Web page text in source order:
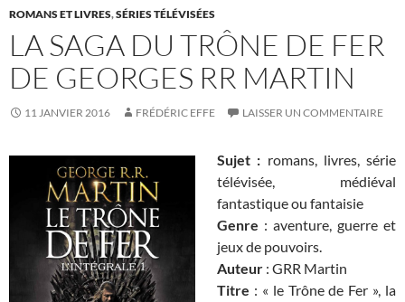
ROMANS ET LIVRES,SÉRIES TÉLÉVISÉES
LA SAGA DU TRÔNE DE FER
DE GEORGES RR MARTIN
11 JANVIER 2016 FRÉDÉRIC EFFE LAISSER UN COMMENTAIRE
Sujet : romans, livres, série
télévisée, médiéval
fantastique ou fantaisie
Genre : aventure, guerre et
jeux de pouvoirs.
Auteur : GRR Martin
Titre : « le Trône de Fer », la